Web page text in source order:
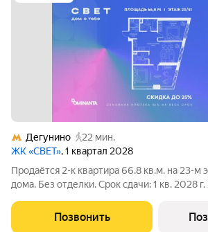
Дегунино
22 мин.
ЖК «СВЕТ», 1 квартал 2028
Продаётся 2-к квартира 66.8 кв.м. на 23-м
дома. Без отделки. Срок сдачи: 1 кв. 2028
архитектурного изящества, созданное
Dominanta в сотрудничестве с известным
Позвонить